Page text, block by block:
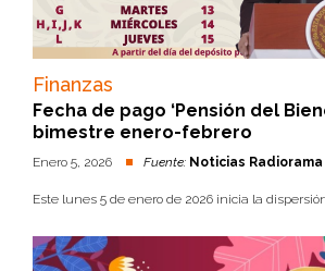
Finanzas
Fecha de pago ‘Pensión del
bimestre enero-febrero
Enero 5, 2026 Fuente: Noticias Radiorama
Este lunes 5 de enero de 2026 inicia la